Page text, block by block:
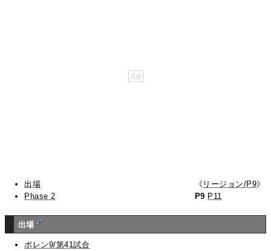
出場
Phase 2
《 リージョン/P9》
P9 P11
出場
ポレン9/第41試合